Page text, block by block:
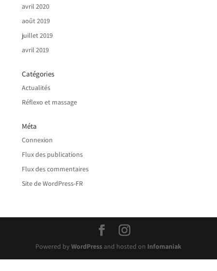
avril 2020
août 2019
juillet 2019
avril 2019
Catégories
Actualités
Réflexo et massage
Méta
Connexion
Flux des publications
Flux des commentaires
Site de WordPress-FR
Powered by WordPressand hosted on Infomaniak